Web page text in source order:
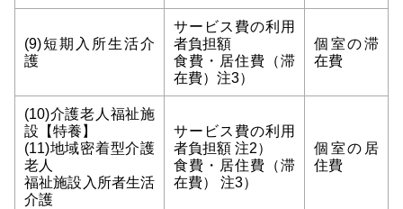
(9)短期入所生活介
護
サービス費の利用
者負担額
食費・居住費（滞
在費）注3）
個室の滞
在費
(10)介護老人福祉施
設【特養】
(11)地域密着型介護
老人
福祉施設入所者生活
介護
サービス費の利用
者負担額 注2）
食費・居住費（滞
在費） 注3）
個室の居
住費